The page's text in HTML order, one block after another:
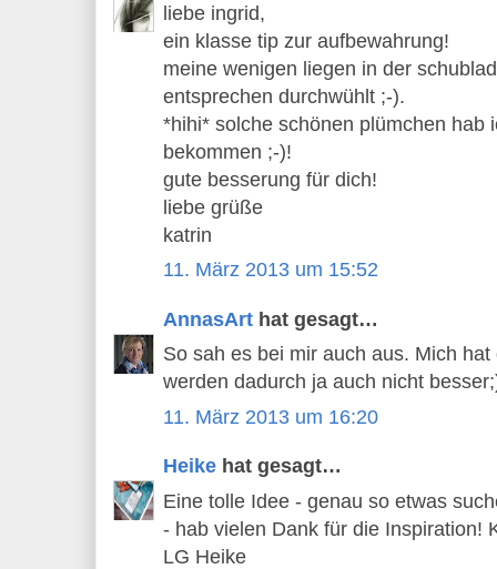
liebe ingrid,
ein klasse tip zur aufbewahrung!
meine wenigen liegen in der
entsprechen durchwühlt ;-).
*hihi* solche schönen plümchen hab
bekommen ;-)!
gute besserung für dich!
liebe grüße
katrin
11. März 2013 um 15:52
AnnasArt hat gesagt…
So sah es bei mir auch aus. Mich
werden dadurch ja auch nicht
11. März 2013 um 16:20
Heike hat gesagt…
Eine tolle Idee - genau so etwas
- hab vielen Dank für die Inspiration!
LG Heike